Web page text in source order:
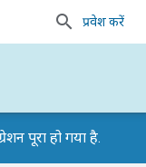
प्रवेश करें
पूरा हो गया है.